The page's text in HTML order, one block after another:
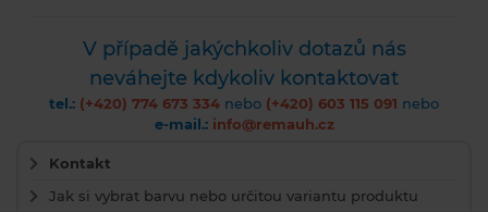
V případě jakýchkoliv dotazů nás
neváhejte kdykoliv kontaktovat
tel.: (+420) 774 673 334 nebo (+420) 603 115 091 nebo
e-mail.: info@remauh.cz
Kontakt
Jak si vybrat barvu nebo určitou variantu produktu